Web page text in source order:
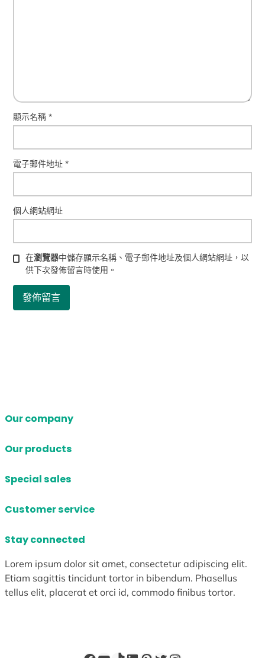
顯示名稱*
電子郵件地址*
個人網站網址
在瀏覽器中儲存顯示名稱、電子郵件地址及個人網站網址，以
供下次發佈留言時使用。
Our company
Our products
Special sales
Customer service
Stay connected
Lorem ipsum dolor sit amet, consectetur adipiscing elit.
Etiam sagittis tincidunt tortor in bibendum. Phasellus
tellus elit, placerat et orci id, commodo finibus tortor.